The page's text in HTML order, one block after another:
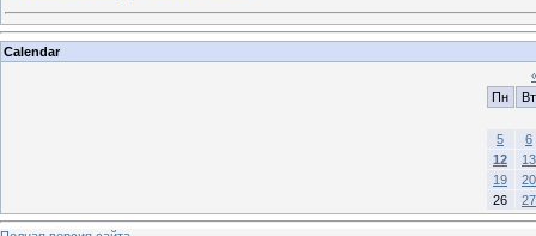
Calendar
Пн
Вт
5
6
12
13
19
20
26
27